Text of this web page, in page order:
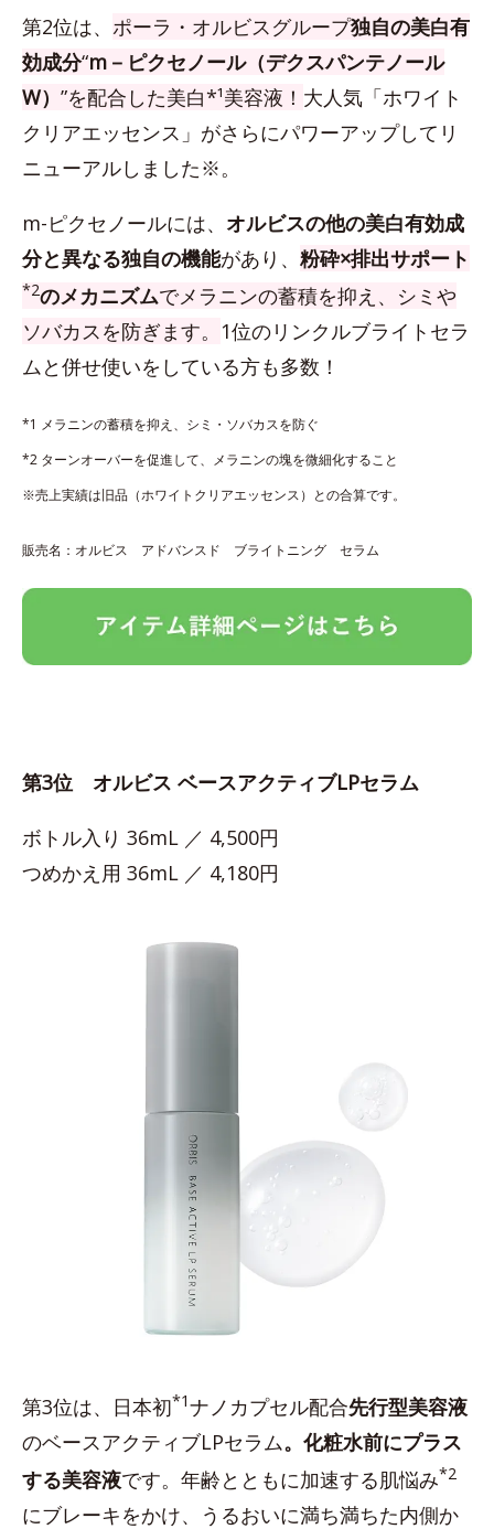
第2位は、 ポーラ・オルビスグループ独自の美白有
効成分“m－ピクセノール（デクスパンテノール
W） ”を配合した美白*¹美容液！ 大人気「ホワイト
クリアエッセンス」がさらにパワーアップしてリ
ニューアルしました※。
m-ピクセノールには、 オルビスの他の美白有効成
分と異なる独自の機能があり、 粉砕×排出サポート
*2のメカニズムでメラニンの蓄積を抑え、シミや
ソバカスを防ぎます。 1位のリンクルブライトセラ
ムと併せ使いをしている方も多数！
*1 メラニンの蓄積を抑え、シミ・ソバカスを防ぐ
*2 ターンオーバーを促進して、メラニンの塊を微細化すること
※売上実績は旧品（ホワイトクリアエッセンス）との合算です。
販売名：オルビス アドバンスド ブライトニング セラム
第3位 オルビス ベースアクティブLPセラム
ボトル入り 36mL ／ 4,500円
つめかえ用 36mL ／ 4,180円
第3位は、日本初*1ナノカプセル配合先行型美容液
のベースアクティブLPセラム。化粧水前にプラス
する美容液です。年齢とともに加速する肌悩み*2
にブレーキをかけ、うるおいに満ち満ちた内側か